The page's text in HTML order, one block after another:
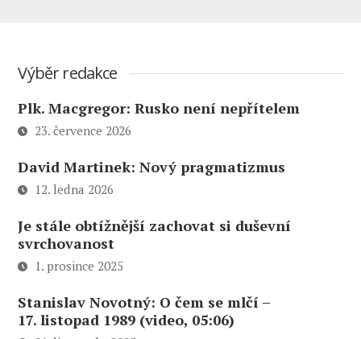
Výběr redakce
Plk. Macgregor: Rusko není nepřítelem
23. července 2026
David Martinek: Nový pragmatizmus
12. ledna 2026
Je stále obtížnější zachovat si duševní
svrchovanost
1. prosince 2025
Stanislav Novotný: O čem se mlčí –
17. listopad 1989 (video, 05:06)